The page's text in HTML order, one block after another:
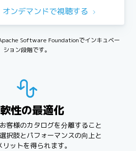
オンデマンドで視聴する
Software Foundationでインキュベー
ション段階です。
性の最適化
客様のカタログを分離すること
択肢とパフォーマンスの向上と
リットを得られます。